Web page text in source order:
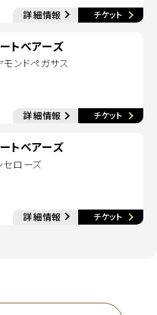
詳細情報
別ウィンドウで開く チケット 別
トベアーズ
ンドペガサス
詳細情報
別ウィンドウで開く チケット 別
トベアーズ
セローズ
詳細情報
別ウィンドウで開く チケット 別